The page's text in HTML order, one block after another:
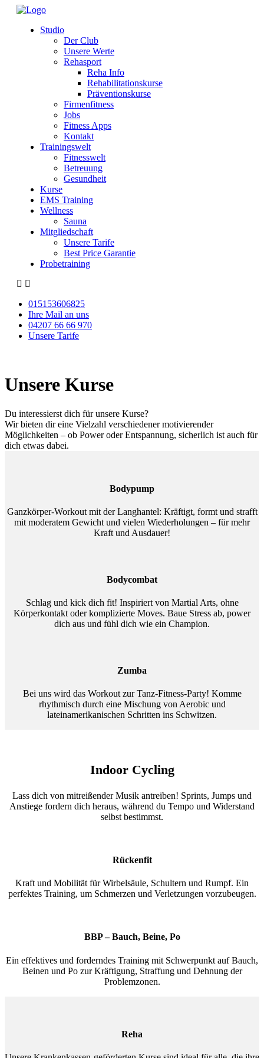
Studio
Der Club
Unsere Werte
Rehasport
Reha Info
Rehabilitationskurse
Präventionskurse
Firmenfitness
Jobs
Fitness Apps
Kontakt
Trainingswelt
Fitnesswelt
Betreuung
Gesundheit
Kurse
EMS Training
Wellness
Sauna
Mitgliedschaft
Unsere Tarife
Best Price Garantie
Probetraining
015153606825
Ihre Mail an uns
04207 66 66 970
Unsere Tarife
Unsere Kurse
Du interessierst dich für unsere Kurse?
Wir bieten dir eine Vielzahl verschiedener motivierender
Möglichkeiten – ob Power oder Entspannung, sicherlich ist auch für
dich etwas dabei.
Bodypump
Ganzkörper-Workout mit der Langhantel: Kräftigt, formt und strafft
mit moderatem Gewicht und vielen Wiederholungen – für mehr
Kraft und Ausdauer!
Bodycombat
Schlag und kick dich fit! Inspiriert von Martial Arts, ohne
Körperkontakt oder komplizierte Moves. Baue Stress ab, power
dich aus und fühl dich wie ein Champion.
Zumba
Bei uns wird das Workout zur Tanz-Fitness-Party! Komme
rhythmisch durch eine Mischung von Aerobic und
lateinamerikanischen Schritten ins Schwitzen.
Indoor Cycling
Lass dich von mitreißender Musik antreiben! Sprints, Jumps und
Anstiege fordern dich heraus, während du Tempo und Widerstand
selbst bestimmst.
Rückenfit
Kraft und Mobilität für Wirbelsäule, Schultern und Rumpf. Ein
perfektes Training, um Schmerzen und Verletzungen vorzubeugen.
BBP – Bauch, Beine, Po
Ein effektives und forderndes Training mit Schwerpunkt auf Bauch,
Beinen und Po zur Kräftigung, Straffung und Dehnung der
Problemzonen.
Reha